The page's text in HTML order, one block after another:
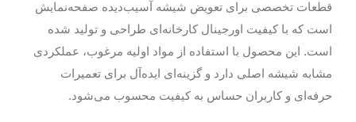
قطعات تخصصی برای تعویض شیشه آسیب‌دیده صفحه‌نمایش
است که با کیفیت اورجینال کارخانه‌ای طراحی و تولید شده
است. این محصول با استفاده از مواد اولیه مرغوب، عملکردی
مشابه شیشه اصلی دارد و گزینه‌ای ایده‌آل برای تعمیرات
حرفه‌ای و کاربران حساس به کیفیت محسوب می‌شود.